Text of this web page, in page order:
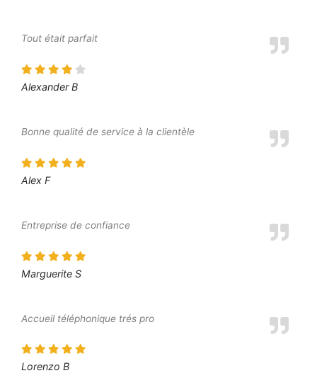
Tout était parfait
Alexander B
Bonne qualité de service à la clientèle
Alex F
Entreprise de confiance
Marguerite S
Accueil téléphonique trés pro
Lorenzo B